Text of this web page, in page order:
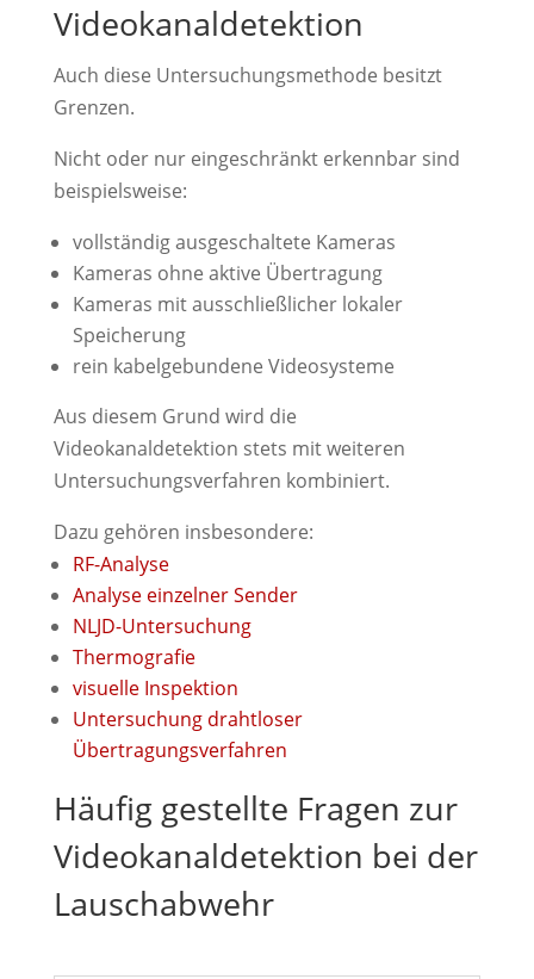
Videokanaldetektion
Auch diese Untersuchungsmethode besitzt
Grenzen.
Nicht oder nur eingeschränkt erkennbar sind
beispielsweise:
vollständig ausgeschaltete Kameras
Kameras ohne aktive Übertragung
Kameras mit ausschließlicher lokaler
Speicherung
rein kabelgebundene Videosysteme
Aus diesem Grund wird die
Videokanaldetektion stets mit weiteren
Untersuchungsverfahren kombiniert.
Dazu gehören insbesondere:
RF-Analyse
Analyse einzelner Sender
NLJD-Untersuchung
Thermografie
visuelle Inspektion
Untersuchung drahtloser
Übertragungsverfahren
Häufig gestellte Fragen zur
Videokanaldetektion bei der
Lauschabwehr